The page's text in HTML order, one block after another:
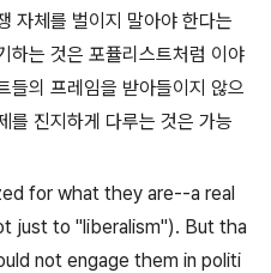
자체를 벌이지 말아야 한다는
하는 것은 포퓰리스트처럼 이야
들의 프레임을 받아들이지 않으
를 진지하게 다루는 것은 가능
for what they are--a real
just to "liberalism"). But tha
not engage them in politi